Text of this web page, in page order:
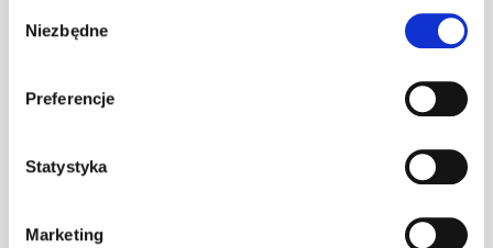
zgody
Niezbędne
Preferencje
Statystyka
Marketing